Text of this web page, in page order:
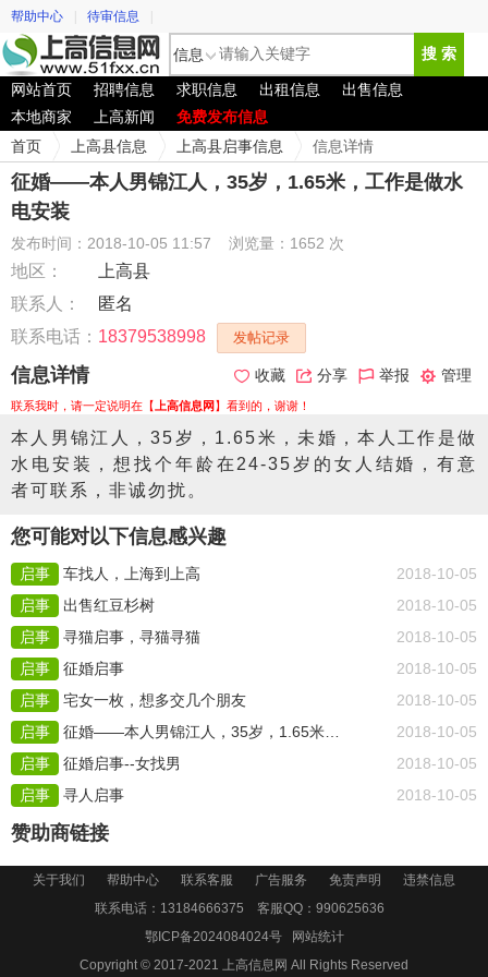
帮助中心 待审信息
信息 搜 索
网站首页 招聘信息 求职信息 出租信息
出售信息
本地商家
上高新闻
免费发布信息
首页
上高县信息 上高县启事信息 信息详情
征婚——本人男锦江人，35岁，1.65米，工作是做水
电安装
发布时间：2018-10-05 11:57 浏览量：1652 次
地区：
上高县
联系人：
匿名
联系电话： 18379538998 发帖记录
信息详情
联系我时，请一定说明在【 上高信息网 】看到的，谢谢！
收藏 分享 举报 管理
本人男锦江人，35岁，1.65米，未婚，本人工作是做
水电安装，想找个年龄在24-35岁的女人结婚，有意
者可联系，非诚勿扰。
您可能对以下信息感兴趣
启事 车找人，上海到上高
2018-10-05
启事
出售红豆杉树
2018-10-05
启事
寻猫启事，寻猫寻猫
2018-10-05
启事
征婚启事
2018-10-05
启事
宅女一枚，想多交几个朋友
2018-10-05
启事
征婚——本人男锦江人，35岁，1.65米，工作是做水电安装
2018-10-05
启事
征婚启事--女找男
2018-10-05
启事
寻人启事 2018-10-05
赞助商链接
关于我们 帮助中心 联系客服 广告服务 免责声明
违禁信息
联系电话：13184666375 客服QQ： 990625636
鄂ICP备2024084024号
网站统计
Copyright © 2017-2021 上高信息网 All Rights Reserved